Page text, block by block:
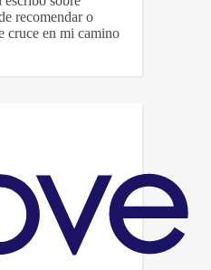
recomendar o
cruce en mi camino